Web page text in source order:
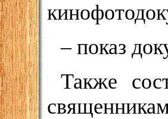
– показ
Также